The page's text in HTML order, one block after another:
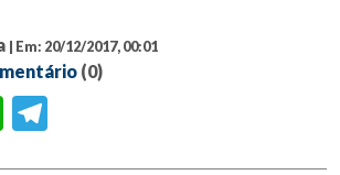
| Em: 20/12/2017, 00:01
(0)
WhatsApp